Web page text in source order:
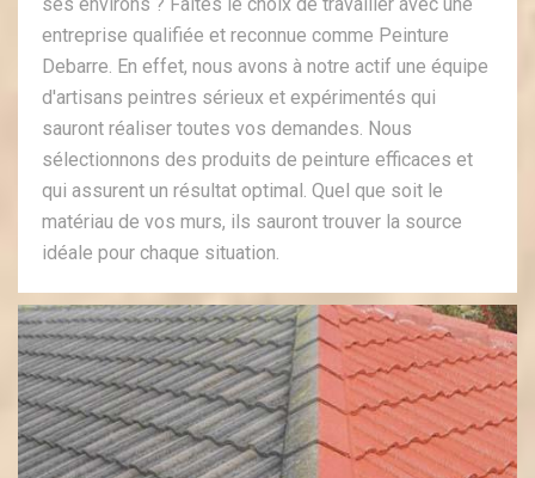
entreprise qualifiée et reconnue comme Peinture
Debarre. En effet, nous avons à notre actif une équipe
d'artisans peintres sérieux et expérimentés qui
sauront réaliser toutes vos demandes. Nous
sélectionnons des produits de peinture efficaces et
qui assurent un résultat optimal. Quel que soit le
matériau de vos murs, ils sauront trouver la source
idéale pour chaque situation.